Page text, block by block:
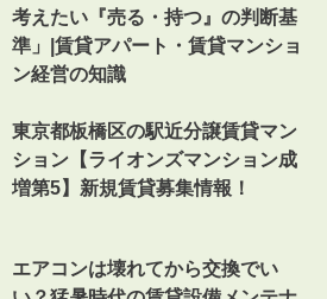
考えたい『売る・持つ』の判断基
準」|賃貸アパート・賃貸マンショ
ン経営の知識
東京都板橋区の駅近分譲賃貸マン
ション【ライオンズマンション成
増第5】新規賃貸募集情報！
エアコンは壊れてから交換でい